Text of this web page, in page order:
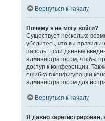
Вернуться к началу
Почему я не могу войти?
Существует несколько
убедитесь, что вы
пароль. Если данные
администратором, чтобы
доступ к конференции.
ошибка в конфигурации
администратором для
Вернуться к началу
Я давно зарегистрирован,